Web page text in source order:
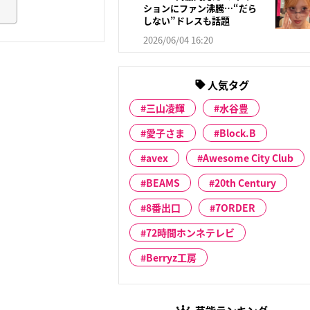
ションにファン沸騰…“だら
しない”ドレスも話題
2026/06/04 16:20
人気タグ
三山凌輝
水谷豊
愛子さま
Block.B
avex
Awesome City Club
BEAMS
20th Century
8番出口
7ORDER
72時間ホンネテレビ
Berryz工房